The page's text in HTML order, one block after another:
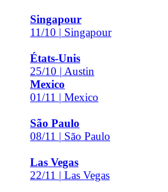
Singapour
11/10 | Singapour
États-Unis
25/10 | Austin
Mexico
01/11 | Mexico
São Paulo
08/11 | São Paulo
Las Vegas
22/11 | Las Vegas